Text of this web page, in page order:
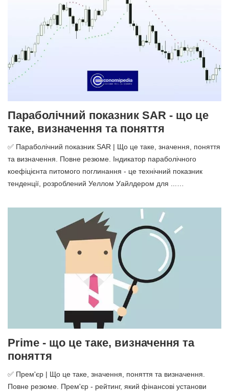
Параболічний показник SAR - що це
таке, визначення та поняття
✅ Параболічний показник SAR | Що це таке, значення, поняття
та визначення. Повне резюме. Індикатор параболічного
коефіцієнта питомого поглинання - це технічний показник
тенденції, розроблений Уеллом Уайлдером для ...…
Prime - що це таке, визначення та
поняття
✅ Прем'єр | Що це таке, значення, поняття та визначення.
Повне резюме. Прем'єр - рейтинг, який фінансові установи